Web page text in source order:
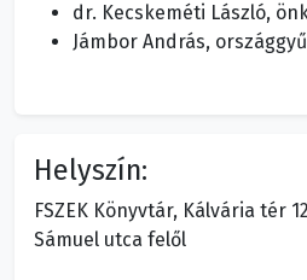
dr. Kecskeméti László,
Jámbor András,
Helyszín:
FSZEK Könyvtár, Kálvária tér
Sámuel utca felől